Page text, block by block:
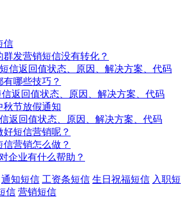
信
群发营销短信没有转化？
信返回值状态、原因、解决方案、代码
哪些技巧？
信返回值状态、原因、解决方案、代码
秋节放假通知
返回值状态、原因、解决方案、代码
短信营销呢？
信营销怎么做？
企业有什么帮助？
通知短信 工资条短信 生日祝福短信 入职短
信 营销短信